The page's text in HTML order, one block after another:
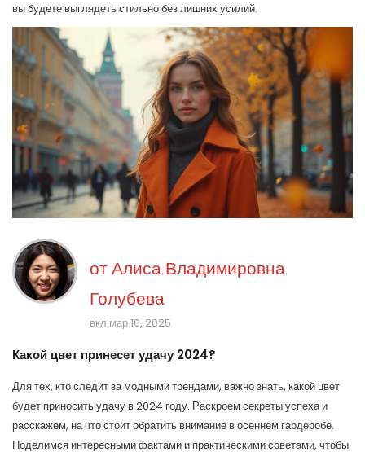
вы будете выглядеть стильно без лишних усилий.
отАлиса Владимировна
Голубева
вкл мар 16, 2025
Какой цвет принесет удачу 2024?
Для тех, кто следит за модными трендами, важно знать, какой цвет
будет приносить удачу в 2024 году. Раскроем секреты успеха и
расскажем, на что стоит обратить внимание в осеннем гардеробе.
Поделимся интересными фактами и практическими советами, чтобы